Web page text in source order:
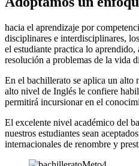
hacia el aprendizaje por
disciplinares e interdisciplinares,
el estudiante practica lo
resolución a problemas de la vida
En el bachillerato se aplica un
alto nivel de Inglés le confiere
permitirá incursionar en el
El excelente nivel académico del
nuestros estudiantes sean
internacionales de renombre y